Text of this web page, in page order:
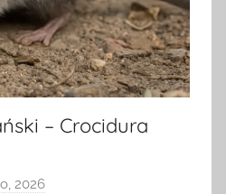
– Crocidura
2026